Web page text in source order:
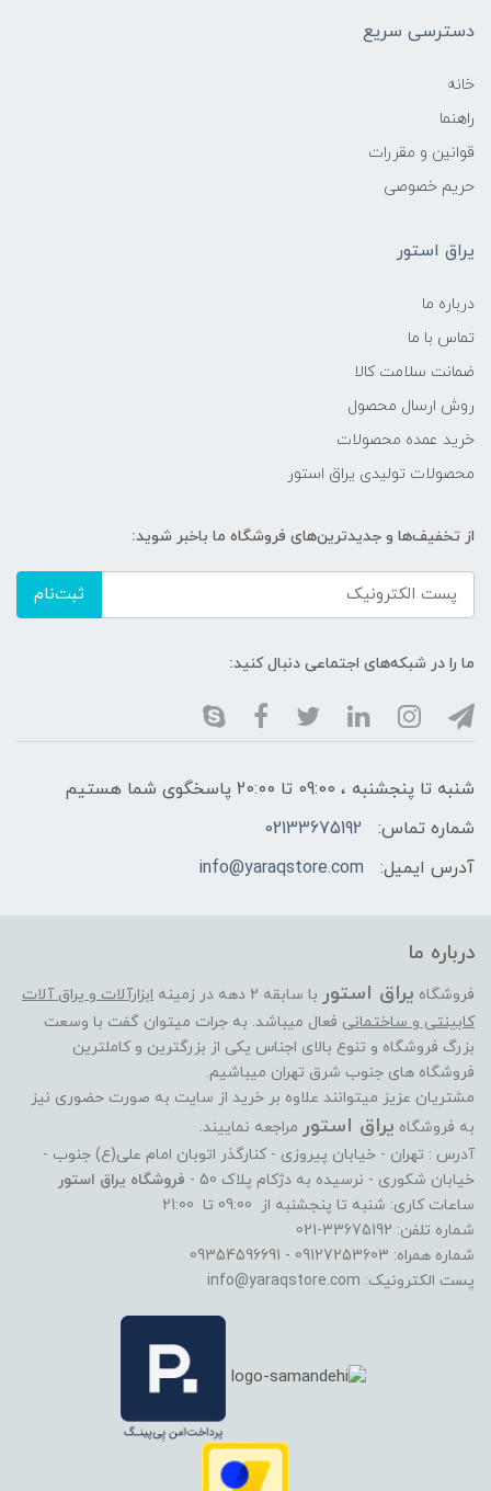
دسترسی سریع
خانه
راهنما
قوانین و مقررات
حریم خصوصی
یراق استور
درباره ما
تماس با ما
ضمانت سلامت کالا
روش ارسال محصول
خرید عمده محصولات
محصولات تولیدی یراق استور
از تخفیف‌ها و جدیدترین‌های فروشگاه ما باخبر شوید:
ثبت‌نام
ما را در شبکه‌های اجتماعی دنبال کنید:
شنبه تا پنجشنبه ، 09:00 تا 20:00 پاسخگوی شما هستیم
شماره تماس:
02133675192
آدرس ایمیل:
info@yaraqstore.com
درباره ما
فروشگاه یراق استور با سابقه 2 دهه در زمینه
ابزارآلات و یراق آلات
کابینتی و ساختمانی فعال میباشد. به جرات میتوان گفت با وسعت
بزرگ فروشگاه و تنوع بالای اجناس یکی از بزرگترین و کاملترین
فروشگاه های جنوب شرق تهران میباشیم.
مشتریان عزیز میتوانند علاوه بر خرید از سایت به صورت حضوری نیز
به فروشگاه یراق استور مراجعه نماییند.
آدرس : تهران - خیابان پیروزی - کنارگذر اتوبان امام علی(ع) جنوب -
خیابان شکوری - نرسیده به دژکام پلاک 50 -
فروشگاه یراق استور
ساعات کاری: شنبه تا پنجشنبه از 09:00 تا 21:00
شماره تلفن: 33675192-021
شماره همراه: 09127253603 - 09354596691
پست الکترونیک: info@yaraqstore.com